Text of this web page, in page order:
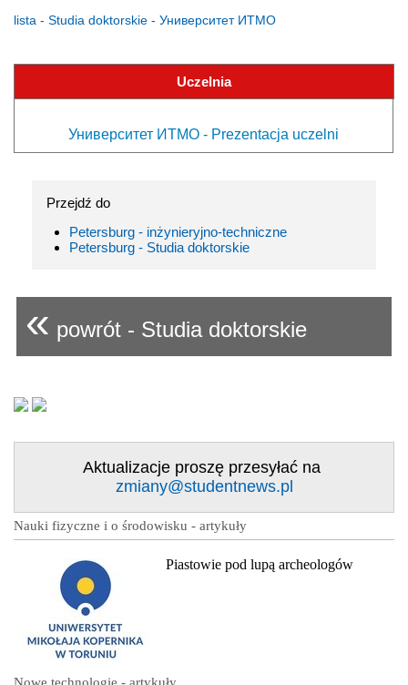
lista - Studia doktorskie - Университет ИТМО
Uczelnia
Университет ИТМО - Prezentacja uczelni
Przejdź do
Petersburg - inżynieryjno-techniczne
Petersburg - Studia doktorskie
« powrót - Studia doktorskie
Aktualizacje proszę przesyłać na
zmiany@studentnews.pl
Nauki fizyczne i o środowisku - artykuły
Piastowie pod lupą archeologów
Nowe technologie - artykuły